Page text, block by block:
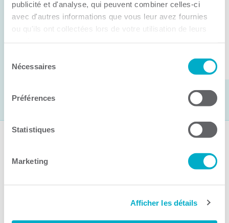
publicité et d'analyse, qui peuvent combiner celles-ci
avec d'autres informations que vous leur avez fournies
ou qu'ils ont collectées lors de votre utilisation de leurs
Nécessaires
Préférences
Statistiques
Marketing
Afficher les détails
d’industries de ...